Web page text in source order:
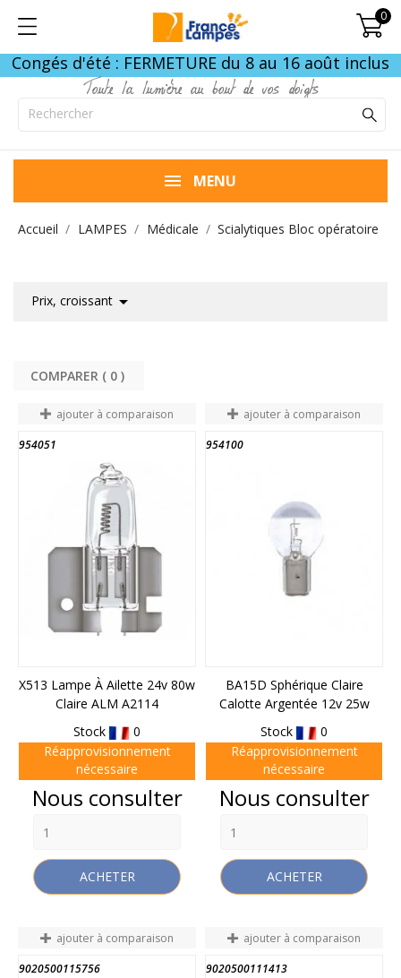
0
Congés d'été : FERMETURE du 8 au 16 août inclus
Toute la lumière au bout de vos doigts
MENU
Accueil LAMPES Médicale Scialytiques Bloc opératoire
Prix, croissant 
COMPARER ( 0
ajouter à comparaison
954051
X513 Lampe À Ailette 24v 80w
Claire ALM A2114
Stock
0
Réapprovisionnement
nécessaire
Prix
Nous consulter
ACHETER
ajouter à comparaison
954100
BA15D Sphérique Claire
Calotte Argentée 12v 25w
Stock
0
Réapprovisionnement
nécessaire
Prix
Nous consulter
ACHETER
ajouter à comparaison
9020500115756
ajouter à comparaison
9020500111413